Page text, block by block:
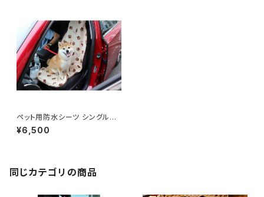
ペット用防水シーツ シングルシ
ートカバー【アロハ柄在庫で終
了】 防水ラリシー 助手席 防水
¥6,500
同じカテゴリの商品